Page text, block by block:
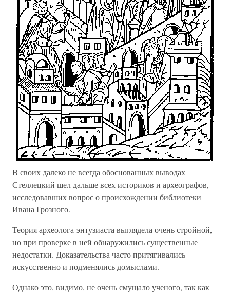
В своих далеко не всегда обоснованных выводах
Стеллецкий шел дальше всех историков и археографов,
исследовавших вопрос о происхождении библиотеки
Ивана Грозного.
Теория археолога-энтузиаста выглядела очень стройной,
но при проверке в ней обнаружились существенные
недостатки. Доказательства часто притягивались
искусственно и подменялись домыслами.
Однако это, видимо, не очень смущало ученого, так как